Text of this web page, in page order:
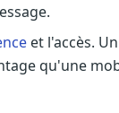
et l'accès.
qu'une